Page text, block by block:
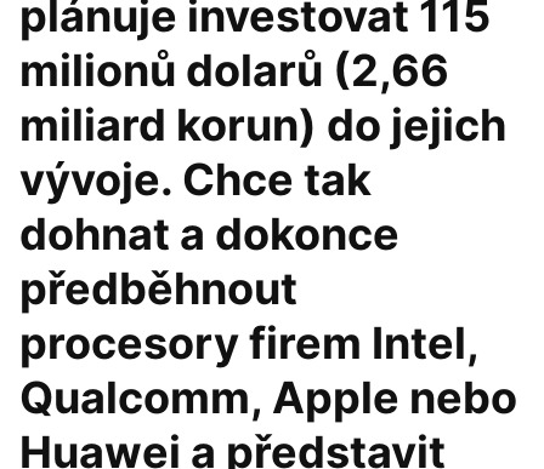
plánuje investovat 115
milionů dolarů (2,66
miliard korun) do jejich
vývoje. Chce tak
dohnat a dokonce
předběhnout
procesory firem Intel,
Qualcomm, Apple nebo
Huawei a představit